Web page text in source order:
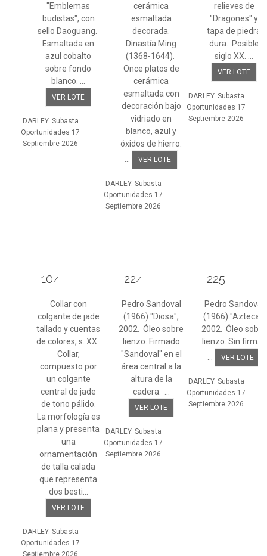
"Emblemas
budistas", con
sello Daoguang.
Esmaltada en
azul cobalto
sobre fondo
blanco. ...
VER LOTE
DARLEY. Subasta
Oportunidades 17
Septiembre 2026
cerámica
esmaltada
decorada.
Dinastía Ming
(1368-1644).
Once platos de
cerámica
esmaltada con
decoración bajo
vidriado en
blanco, azul y
óxidos de hierro.
VER LOTE
DARLEY. Subasta
Oportunidades 17
Septiembre 2026
relieves de
"Dragones" y
tapa de piedra
dura. Posible
siglo XX. ...
VER LOTE
DARLEY. Subasta
Oportunidades 17
Septiembre 2026
104
Collar con
colgante de jade
tallado y cuentas
de colores, s. XX.
Collar,
compuesto por
un colgante
central de jade
de tono pálido.
La morfología es
plana y presenta
una
ornamentación
de talla calada
que representa
dos besti...
VER LOTE
DARLEY. Subasta
Oportunidades 17
Septiembre 2026
224
Pedro Sandoval
(1966) "Diosa",
2002. Óleo sobre
lienzo. Firmado
"Sandoval" en el
área central a la
altura de la
cadera. ...
VER LOTE
DARLEY. Subasta
Oportunidades 17
Septiembre 2026
225
Pedro Sandoval
(1966) "Azteca",
2002. Óleo sobre
lienzo. Sin firma.
VER LOTE
DARLEY. Subasta
Oportunidades 17
Septiembre 2026